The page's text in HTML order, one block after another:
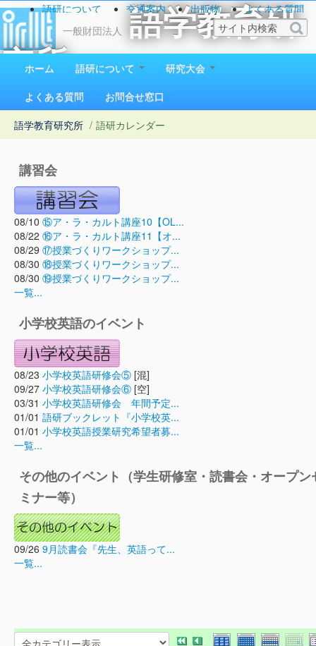
一般財団法人
語学教育研
究所
1923（大正12）年創立
語研について 交通案内 出版物
よくある質問
お問い合わせ
ホーム 語研について
研究大会
よくある質問
お問合せ窓口
語学教育研究所 / 語研カレンダー
講習会
08/10 ⑮ア・ラ・カルト講座10【OL...
08/22 ⑯ア・ラ・カルト講座11【オ...
08/29 ⑰授業づくりワークショップ...
08/30 ⑱授業づくりワークショップ...
08/30 ⑲授業づくりワークショップ...
一覧...
小学校英語のイベント
08/23 小学校英語研修会⑤ [混]
09/27 小学校英語研修会⑥ [空]
03/31 小学校英語研修会 年間予定...
01/01 語研ブックレット『小学校英...
01/01 小学校英語授業研究希望者募...
一覧...
その他のイベント（学生研修室・読書会・オープン
ミナー等）
09/26 9月読書会『先生、英語って...
一覧...